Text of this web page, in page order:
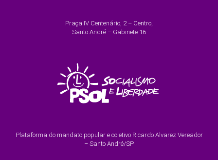
Praça IV Centenário, 2 – Centro,
Santo André – Gabinete 16
Plataforma do mandato popular e coletivo Ricardo Alvarez Vereador
– Santo André/SP